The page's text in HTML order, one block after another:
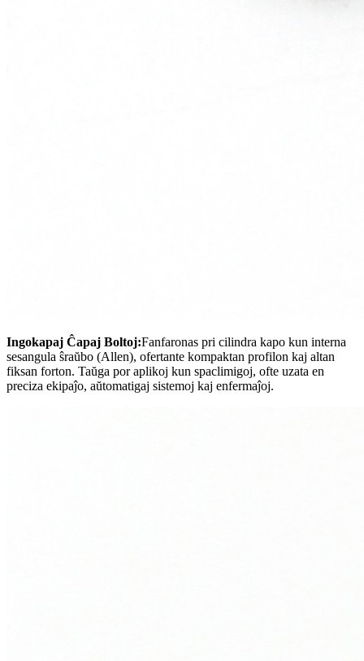
Ingokapaj Ĉapaj Boltoj:Fanfaronas pri cilindra kapo kun interna
sesangula ŝraŭbo (Allen), ofertante kompaktan profilon kaj altan
fiksan forton. Taŭga por aplikoj kun spaclimigoj, ofte uzata en
preciza ekipaĵo, aŭtomatigaj sistemoj kaj enfermaĵoj.